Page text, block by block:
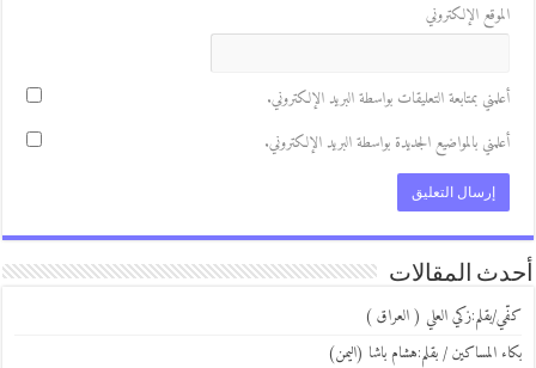
الإلكتروني
بمتابعة التعليقات بواسطة البريد الإلكتروني.
بالمواضيع الجديدة بواسطة البريد الإلكتروني.
المقالات
بقلم:زكي العلي ( العراق )
المساكين / بقلم:هشام باشا (اليمن)